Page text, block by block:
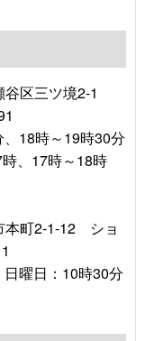
谷区三ツ境2-1
18時～19時30分
、17時～18時
本町2-1-12 ショ
曜日：10時30分